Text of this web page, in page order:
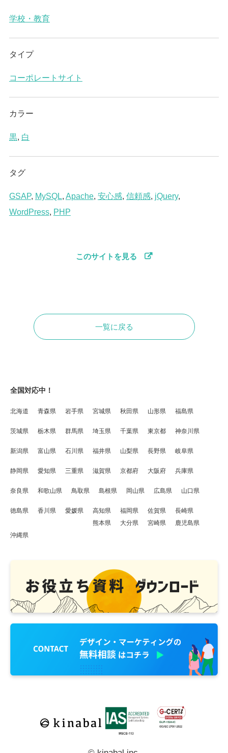
学校・教育
タイプ
コーポレートサイト
カラー
黒, 白
タグ
GSAP, MySQL, Apache, 安心感, 信頼感, jQuery,
WordPress, PHP
このサイトを見る
一覧に戻る
全国対応中！
北海道 青森県 岩手県 宮城県 秋田県 山形県 福島県
茨城県 栃木県 群馬県 埼玉県 千葉県 東京都 神奈川県
新潟県 富山県 石川県 福井県 山梨県 長野県 岐阜県
静岡県 愛知県 三重県 滋賀県 京都府 大阪府 兵庫県
奈良県 和歌山県 鳥取県 島根県 岡山県 広島県 山口県
徳島県 香川県 愛媛県 高知県 福岡県 佐賀県
長崎県
熊本県
大分県 宮崎県
鹿児島県
沖縄県